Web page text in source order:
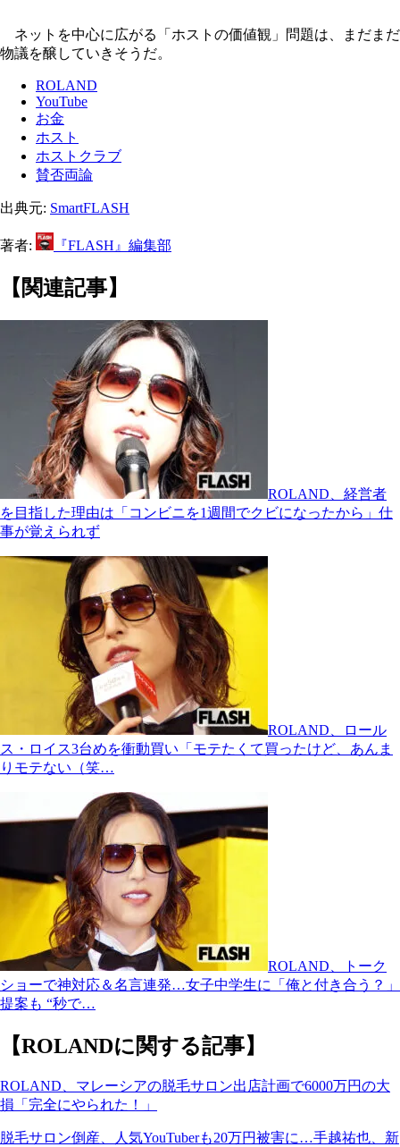
ネットを中心に広がる「ホストの価値観」問題は、まだまだ
物議を醸していきそうだ。
ROLAND
YouTube
お金
ホスト
ホストクラブ
賛否両論
出典元: SmartFLASH
著者: 『FLASH』編集部
【関連記事】
ROLAND、経営者
を目指した理由は「コンビニを1週間でクビになったから」仕
事が覚えられず
ROLAND、ロール
ス・ロイス3台めを衝動買い「モテたくて買ったけど、あんま
りモテない（笑…
ROLAND、トーク
ショーで神対応＆名言連発…女子中学生に「俺と付き合う？」
提案も “秒で…
【ROLANDに関する記事】
ROLAND、マレーシアの脱毛サロン出店計画で6000万円の大
損「完全にやられた！」
脱毛サロン倒産、人気YouTuberも20万円被害に…手越祐也、新